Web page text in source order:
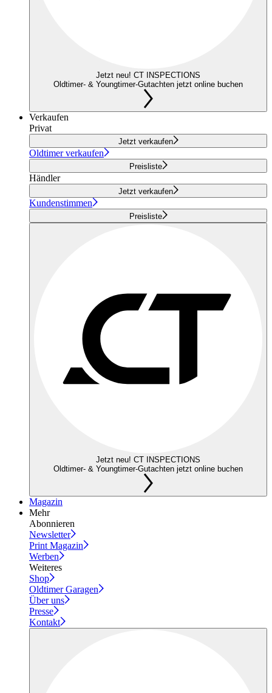
Jetzt neu! CT INSPECTIONS
Oldtimer- & Youngtimer-Gutachten jetzt online buchen
Verkaufen
Privat
Jetzt verkaufen
Oldtimer verkaufen
Preisliste
Händler
Jetzt verkaufen
Kundenstimmen
Preisliste
Jetzt neu! CT INSPECTIONS
Oldtimer- & Youngtimer-Gutachten jetzt online buchen
Magazin
Mehr
Abonnieren
Newsletter
Print Magazin
Werben
Weiteres
Shop
Oldtimer Garagen
Über uns
Presse
Kontakt